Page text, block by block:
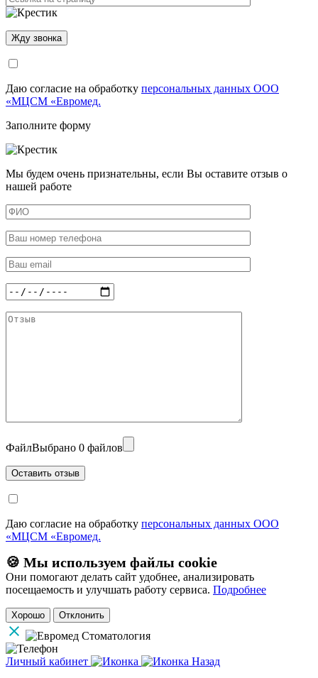
Даю согласие на обработку персональных данных ООО
«МЦСМ «Евромед.
Заполните форму
Мы будем очень признательны, если Вы оставите отзыв о
нашей работе
ФайлВыбрано 0 файлов
Даю согласие на обработку персональных данных ООО
«МЦСМ «Евромед.
🍪 Мы используем файлы cookie
Они помогают делать сайт удобнее, анализировать
посещаемость и улучшать работу сервиса. Подробнее
Хорошо Отклонить
Личный кабинет
Назад